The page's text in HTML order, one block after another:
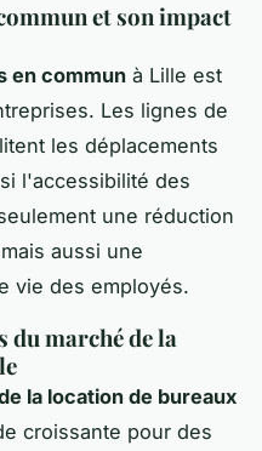
et son impact
en commun à Lille est
Les lignes de
les déplacements
l'accessibilité des
une réduction
aussi une
vie des employés.
du marché de la
la location de bureaux
croissante pour des